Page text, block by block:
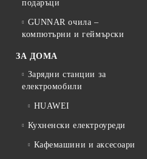
подаръци
GUNNAR очила –
компютърни и геймърски
ЗА ДОМА
Зарядни станции за
електромобили
HUAWEI
Кухненски електроуреди
Кафемашини и аксесоари